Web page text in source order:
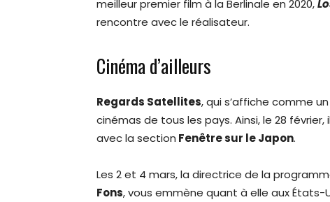
meilleur premier film à la Berlinale en 2020,
rencontre avec le réalisateur.
Cinéma d’ailleurs
Regards Satellites, qui s’affiche comme
cinémas de tous les pays. Ainsi, le 28
avec la section Fenêtre sur le Japon.
Les 2 et 4 mars, la directrice de la
Fons, vous emmène quant à elle aux États-